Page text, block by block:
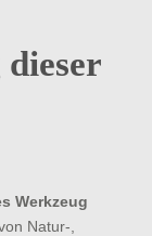
Werkzeug
Natur-,